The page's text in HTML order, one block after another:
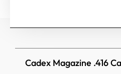
Cadex Magazine .416